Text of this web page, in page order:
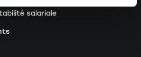
salariale